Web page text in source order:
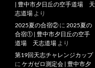
| 豊中市夕日丘の空手道場 天
志道場 より
2025夏の合宿② に 2025夏の
合宿① | 豊中市夕日丘の空手
道場 天志道場 より
第19回天志チャレンジカップ
に ケガゼロ測定会 | 豊中市夕